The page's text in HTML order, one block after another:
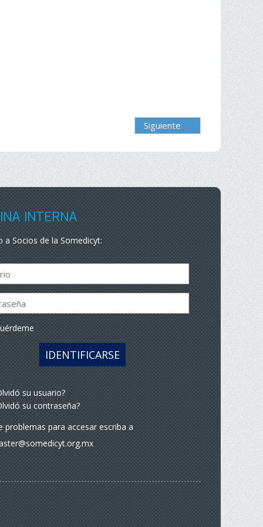
Siguiente
INTERNA
a Socios de la Somedicyt:
IDENTIFICARSE
su usuario?
su contraseña?
problemas para accesar escriba a